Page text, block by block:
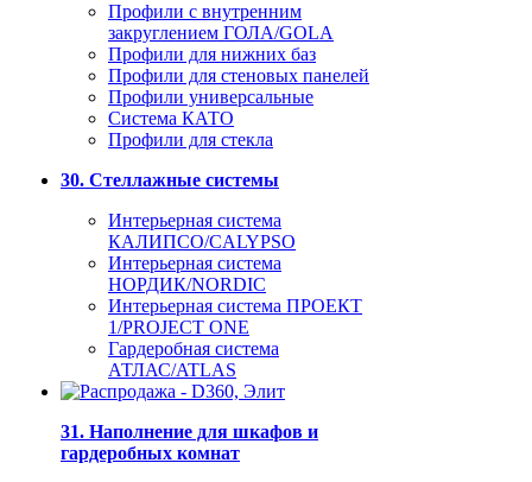
Профили с внутренним
закруглением ГОЛА/GOLA
Профили для нижних баз
Профили для стеновых панелей
Профили универсальные
Система КАТО
Профили для стекла
30. Стеллажные системы
Интерьерная система
КАЛИПСО/CALYPSO
Интерьерная система
НОРДИК/NORDIC
Интерьерная система ПРОЕКТ
1/PROJECT ONE
Гардеробная система
АТЛАС/ATLAS
31. Наполнение для шкафов и
гардеробных комнат